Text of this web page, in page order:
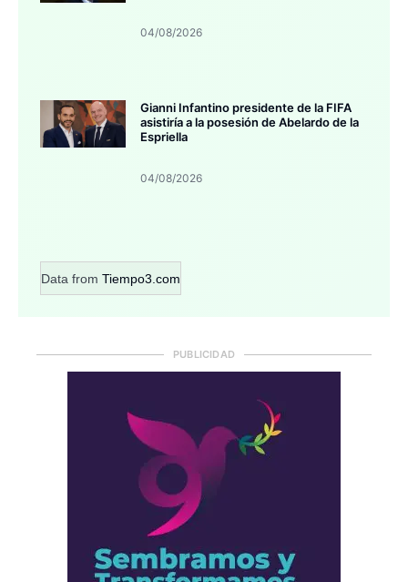
04/08/2026
Gianni Infantino presidente de la FIFA
asistiría a la posesión de Abelardo de la
Espriella
04/08/2026
Data from Tiempo3.com
PUBLICIDAD